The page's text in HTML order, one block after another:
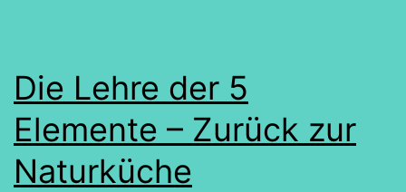
Die Lehre der 5
Elemente – Zurück zur
Naturküche